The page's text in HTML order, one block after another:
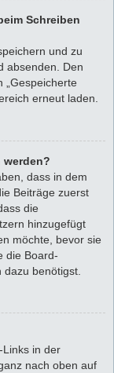
Schreiben
und zu
absenden. Den
„Gespeicherte
erneut laden.
werden?
dass in dem
Beiträge zuerst
die
hinzugefügt
möchte, bevor sie
die Board-
benötigst.
Links in der
nach oben auf